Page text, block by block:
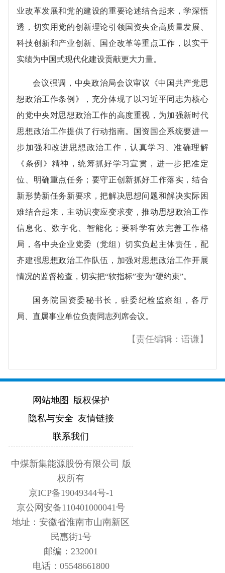
业改革发展和党的建设的重要论述结合起来，学深悟
透，切实用党的创新理论引领国资央企高质量发展、
科技创新和产业创新、国企改革等重点工作，以实干
实绩为中国式现代化建设贡献更大力量。
会议强调，中央政治局会议审议《中国共产党思
想政治工作条例》，充分体现了以习近平同志为核心
的党中央对思想政治工作的高度重视，为加强新时代
思想政治工作提供了行动指南。国资国企系统要进一
步加强和改进思想政治工作，认真学习、准确理解
《条例》精神，统筹抓好学习宣贯，进一步把准定
位、明确重点任务；要守正创新抓好工作落实，结合
新形势新任务新要求，把解决思想问题和解决实际困
难结合起来，主动识变应变求变，推动思想政治工作
信息化、数字化、智能化；要科学有效完善工作格
局，各中央企业党委（党组）切实负起主体责任，配
齐建强思想政治工作队伍，加强对思想政治工作开展
情况的监督检查，切实把“软指标”变为“硬约束”。
国务院国资委秘书长，驻委纪检监察组，各厅
局、直属事业单位负责同志列席会议。
【责任编辑：语谦】
网站地图
版权保护
隐私与安全 友情链接
联系我们
中煤新集能源股份有限公司 版
权所有
京ICP备19049344号-1
京公网安备110401000041号
地址：安徽省淮南市山南新区
民惠街1号
邮编：232001
电话：05548661800